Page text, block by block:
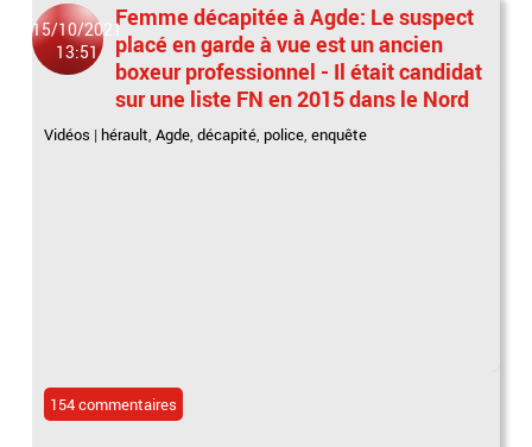
15/10/2021
13:51
Femme décapitée à Agde: Le suspect
placé en garde à vue est un ancien
boxeur professionnel - Il était candidat
sur une liste FN en 2015 dans le Nord
Vidéos | hérault,Agde,décapité, police,enquête
154 commentaires